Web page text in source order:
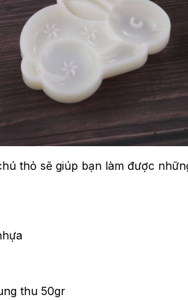
thỏ sẽ giúp bạn làm được
thu 50gr